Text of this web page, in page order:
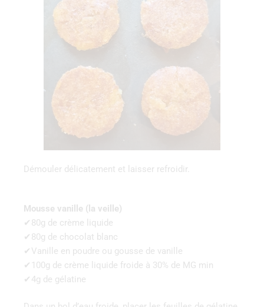
Démouler délicatement et laisser refroidir.
Mousse vanille (la veille)
✔80g de crème liquide
✔80g de chocolat blanc
✔Vanille en poudre ou gousse de vanille
✔100g de crème liquide froide à 30% de MG min
✔4g de gélatine